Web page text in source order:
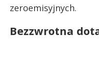
zeroemisyjnych.
Bezzwrotna